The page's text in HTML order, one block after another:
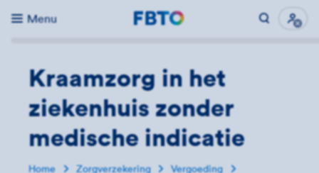
Menu
Direct naar...
Kraamzorg in het
ziekenhuis zonder
medische indicatie
Home Zorgverzekering
Vergoeding